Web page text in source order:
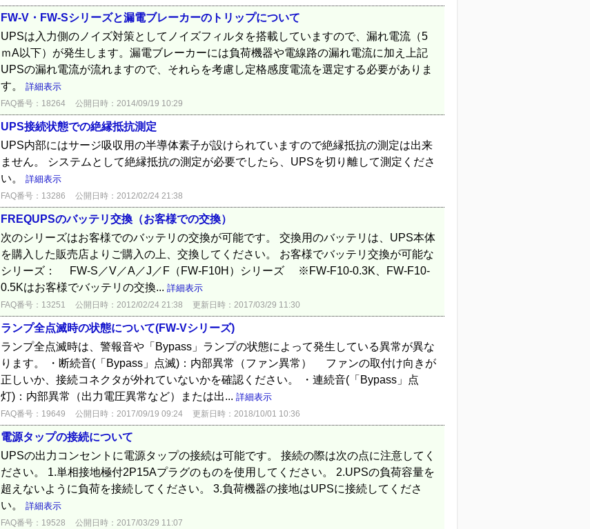
FW-V・FW-Sシリーズと漏電ブレーカーのトリップについて
UPSは入力側のノイズ対策としてノイズフィルタを搭載していますので、漏れ電流（5
ｍA以下）が発生します。漏電ブレーカーには負荷機器や電線路の漏れ電流に加え上記
UPSの漏れ電流が流れますので、それらを考慮し定格感度電流を選定する必要がありま
す。 詳細表示
FAQ番号：18264 公開日時：2014/09/19 10:29
UPS接続状態での絶縁抵抗測定
UPS内部にはサージ吸収用の半導体素子が設けられていますので絶縁抵抗の測定は出来
ません。 システムとして絶縁抵抗の測定が必要でしたら、UPSを切り離して測定くださ
い。 詳細表示
FAQ番号：13286 公開日時：2012/02/24 21:38
FREQUPSのバッテリ交換（お客様での交換）
次のシリーズはお客様でのバッテリの交換が可能です。 交換用のバッテリは、UPS本体
を購入した販売店よりご購入の上、交換してください。 お客様でバッテリ交換が可能な
シリーズ： FW-S／V／A／J／F（FW-F10H）シリーズ ※FW-F10-0.3K、FW-F10-
0.5Kはお客様でバッテリの交換... 詳細表示
FAQ番号：13251 公開日時：2012/02/24 21:38 更新日時：2017/03/29 11:30
ランプ全点滅時の状態について(FW-Vシリーズ)
ランプ全点滅時は、警報音や「Bypass」ランプの状態によって発生している異常が異な
ります。 ・断続音(「Bypass」点滅)：内部異常（ファン異常） ファンの取付け向きが
正しいか、接続コネクタが外れていないかを確認ください。 ・連続音(「Bypass」点
灯)：内部異常（出力電圧異常など）または出... 詳細表示
FAQ番号：19649 公開日時：2017/09/19 09:24 更新日時：2018/10/01 10:36
電源タップの接続について
UPSの出力コンセントに電源タップの接続は可能です。 接続の際は次の点に注意してく
ださい。 1.単相接地極付2P15Aプラグのものを使用してください。 2.UPSの負荷容量を
超えないように負荷を接続してください。 3.負荷機器の接地はUPSに接続してくださ
い。 詳細表示
FAQ番号：19528 公開日時：2017/03/29 11:07